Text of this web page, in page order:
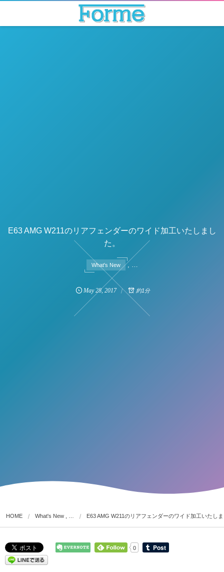
E63 AMG W211のリアフェンダーのワイド加工いたしまし
た。
What's New , …
May 28,2017 約1分
HOME What's New , … E63 AMG W211のリアフェンダーのワイド加工いたし
0